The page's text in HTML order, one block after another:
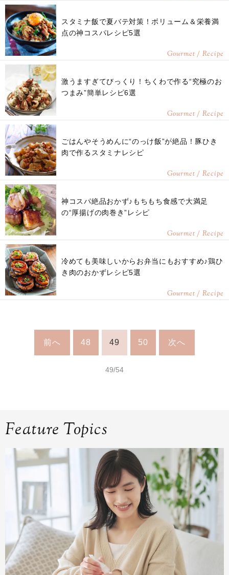
スタミナ飯で夏バテ対策！ボリューム＆栄養満
点の神コスパレシピ5選
Gourmet / Recipe
激うますぎてびっくり！ちくわで作る“究極のお
つまみ”簡単レシピ6選
Gourmet / Recipe
ごはんやそうめんに“のっけ飯”が絶品！豚ひき
肉で作るスタミナレシピ
Gourmet / Recipe
神コスパ絶品おかず♪もちもち食感で大満足
の“厚揚げの肉巻き”レシピ
Gourmet / Recipe
冷めても美味しいからお弁当にもおすすめ♪鶏ひ
き肉のおかずレシピ5選
Gourmet / Recipe
前へ 48 49 50 次へ
49/54
Feature Topics